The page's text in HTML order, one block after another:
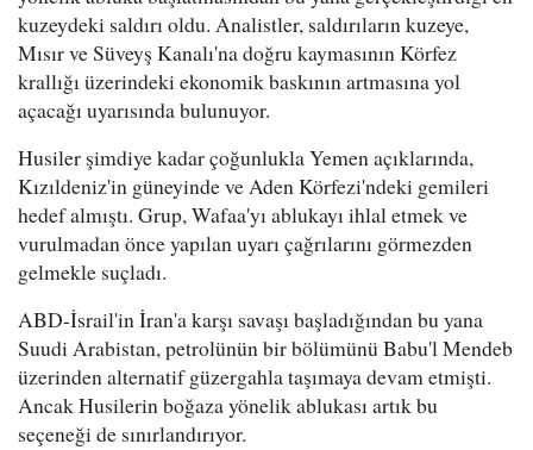
kuzeydeki saldırı oldu. Analistler, saldırıların kuzeye,
Mısır ve Süveyş Kanalı'na doğru kaymasının Körfez
krallığı üzerindeki ekonomik baskının artmasına yol
açacağı uyarısında bulunuyor.
Husiler şimdiye kadar çoğunlukla Yemen açıklarında,
Kızıldeniz'in güneyinde ve Aden Körfezi'ndeki gemileri
hedef almıştı. Grup, Wafaa'yı ablukayı ihlal etmek ve
vurulmadan önce yapılan uyarı çağrılarını görmezden
gelmekle suçladı.
ABD-İsrail'in İran'a karşı savaşı başladığından bu yana
Suudi Arabistan, petrolünün bir bölümünü Babu'l Mendeb
üzerinden alternatif güzergahla taşımaya devam etmişti.
Ancak Husilerin boğaza yönelik ablukası artık bu
seçeneği de sınırlandırıyor.